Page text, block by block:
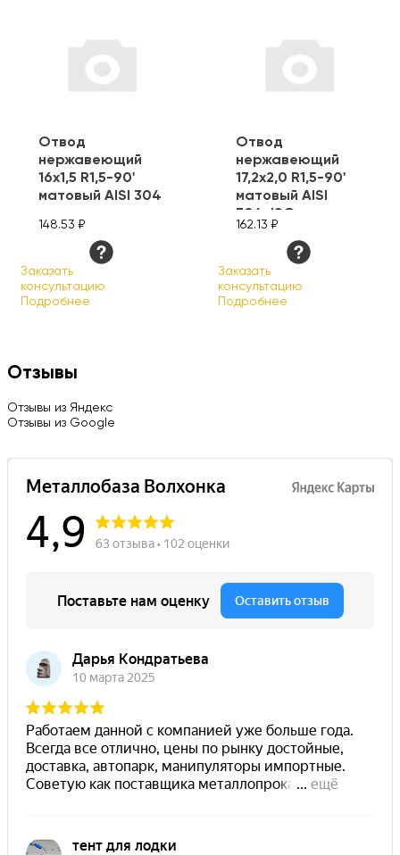
Отвод
нержавеющий
16х1,5 R1,5-90'
матовый AISI 304
148.53 ₽
Заказать
консультацию
Подробнее
Отвод
нержавеющий
17,2х2,0 R1,5-90'
матовый AISI
304, ISO
162.13 ₽
Заказать
консультацию
Подробнее
Отзывы
Отзывы из Яндекс
Отзывы из Google